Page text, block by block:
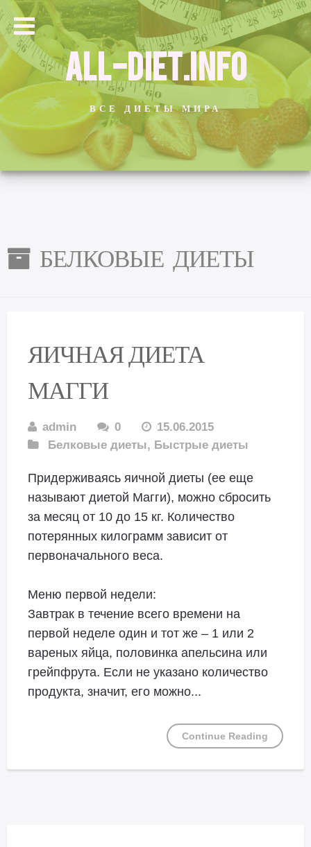
ALL-DIET.INFO
ВСЕ ДИЕТЫ МИРА
БЕЛКОВЫЕ ДИЕТЫ
ЯИЧНАЯ ДИЕТА
МАГГИ
admin 0
15.06.2015
Белковые диеты, Быстрые диеты
Придерживаясь яичной диеты (ее еще
называют диетой Магги), можно сбросить
за месяц от 10 до 15 кг. Количество
потерянных килограмм зависит от
первоначального веса.
Меню первой недели:
Завтрак в течение всего времени на
первой неделе один и тот же – 1 или 2
вареных яйца, половинка апельсина или
грейпфрута. Если не указано количество
продукта, значит, его можно...
Continue Reading